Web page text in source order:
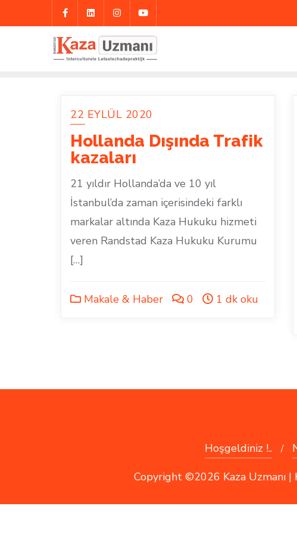
to
22 EYLÜL 2020
Hollanda Dışında Trafik
kazaları
21 yıldır Hollanda’da ve 10 yıl
İstanbul’da zaman içerisindeki farklı
markalar altında Kaza Hukuku hizmeti
veren Randstad Kaza Hukuku Kurumu
[…]
Makale & Haber 0 1 dk oku
Hoşgeldiniz !..
Copyright ©2026 Kaza Uzmanı |